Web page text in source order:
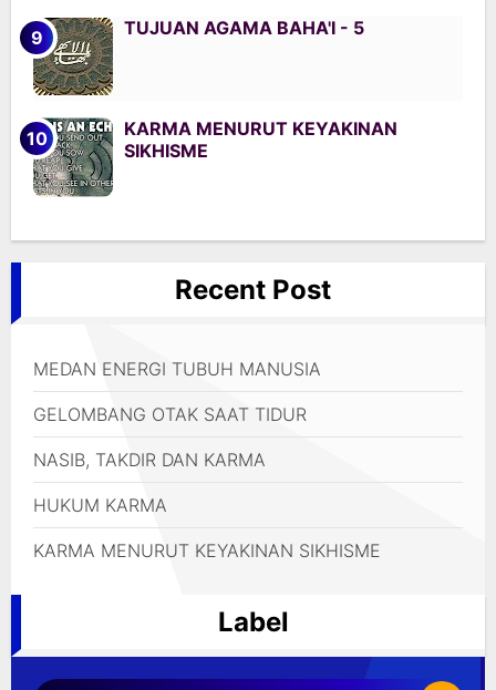
TUJUAN AGAMA BAHA'I - 5
KARMA MENURUT KEYAKINAN
SIKHISME
Recent Post
MEDAN ENERGI TUBUH MANUSIA
GELOMBANG OTAK SAAT TIDUR
NASIB, TAKDIR DAN KARMA
HUKUM KARMA
KARMA MENURUT KEYAKINAN SIKHISME
Label